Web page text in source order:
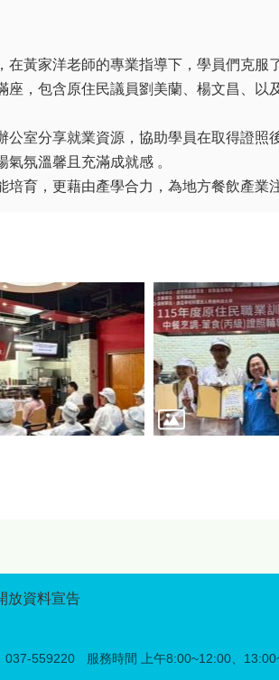
在黃家洋老師的專業指導下，學員們克服
座，包含原住民議員劉美蘭、楊文昌、以
公室分享就業資源，協助學員在取得證照
氛溫馨且充滿成就感 。
育，更藉由產學合力，為地方餐飲產業
放資料宣告
037-559220 服務時間 上午8:00~12:00、